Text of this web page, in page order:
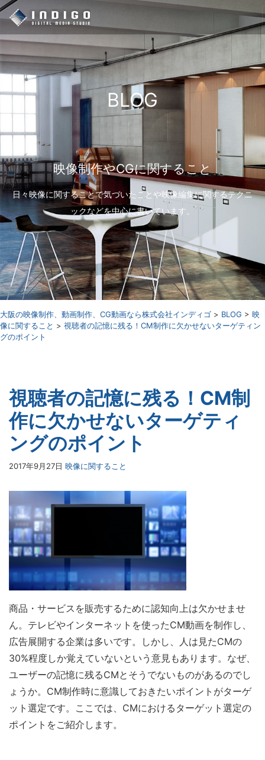
BLOG
映像制作やCGに関すること
日々映像に関することで気づいたことや映像編集に関するテクニ
ックなどを中心に書いています。
⼤阪の映像制作、動画制作、CG動画なら株式会社インディゴ > BLOG > 映
像に関すること > 視聴者の記憶に残る！CM制作に欠かせないターゲティン
グのポイント
視聴者の記憶に残る！CM制
作に欠かせないターゲティ
ングのポイント
2017年9月27日 映像に関すること
商品・サービスを販売するために認知向上は欠かせませ
ん。テレビやインターネットを使ったCM動画を制作し、
広告展開する企業は多いです。しかし、人は見たCMの
30%程度しか覚えていないという意見もあります。なぜ、
ユーザーの記憶に残るCMとそうでないものがあるのでし
ょうか。CM制作時に意識しておきたいポイントがターゲ
ット選定です。ここでは、CMにおけるターゲット選定の
ポイントをご紹介します。